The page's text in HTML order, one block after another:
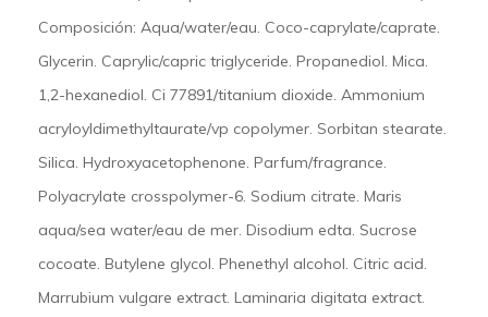
Composición: Aqua/water/eau. Coco-caprylate/caprate.
Glycerin. Caprylic/capric triglyceride. Propanediol. Mica.
1,2-hexanediol. Ci 77891/titanium dioxide. Ammonium
acryloyldimethyltaurate/vp copolymer. Sorbitan stearate.
Silica. Hydroxyacetophenone. Parfum/fragrance.
Polyacrylate crosspolymer-6. Sodium citrate. Maris
aqua/sea water/eau de mer. Disodium edta. Sucrose
cocoate. Butylene glycol. Phenethyl alcohol. Citric acid.
Marrubium vulgare extract. Laminaria digitata extract.